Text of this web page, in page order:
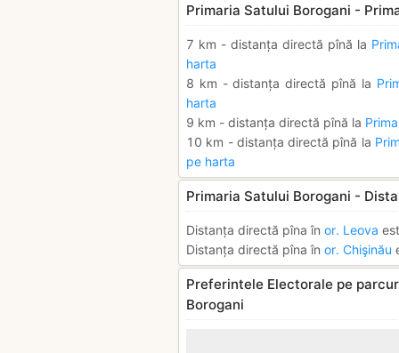
Primaria Satului Borogani -
7 km - distanța directă pînă la
harta
8 km - distanța directă pînă la
harta
9 km - distanța directă pînă la
10 km - distanța directă pînă la
pe harta
Primaria Satului Borogani -
Distanța directă pîna în or. Leova
Distanța directă pîna în or. Chişinău
Preferintele Electorale pe
Borogani